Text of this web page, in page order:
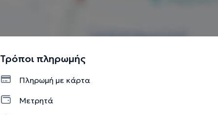
Τρόποι πληρωμής
Πληρωμή με κάρτα
Μετρητά